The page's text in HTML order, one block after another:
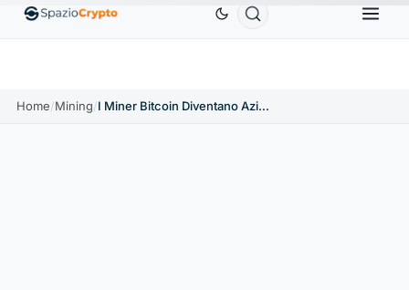
USD↑1.90% Tether 0,9991 USD↑0.00% 586,64 USD
Home/Mining/ I Miner Bitcoin Diventano Aziende di Intelligenza Artificiale